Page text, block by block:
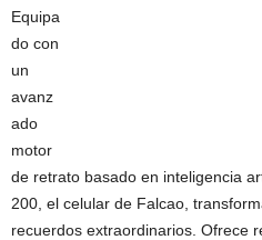
Equipa
do con
un
avanz
ado
motor
de retrato basado en inteligencia
200, el celular de Falcao,
recuerdos extraordinarios. Ofrece